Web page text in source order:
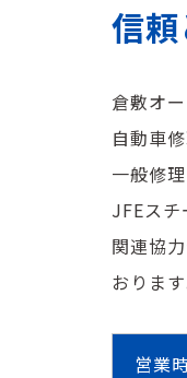
信
倉敷オ
⾃動⾞
⼀般修
JFEスチ
関連協
おります
営業